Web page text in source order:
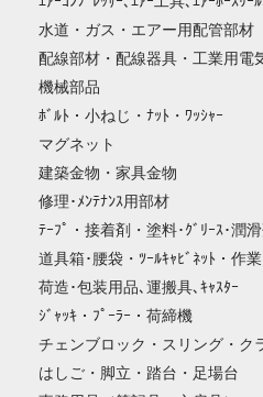
水道・ガス・エアー用配管部材
配線部材・配線器具・工業用電
機械部品
ﾎﾞﾙﾄ・小ねじ・ﾅｯﾄ・ﾜｯｼｬｰ
マグネット
建築金物・家具金物
修理･ﾒﾝﾃﾅﾝｽ用部材
ﾃｰﾌﾟ・接着剤・塗料･ｸﾞﾘｰｽ･潤滑
道具箱･腰袋・ﾂｰﾙｷｬﾋﾞﾈｯﾄ・作
荷造･包装用品､運搬具､ｷｬｽﾀｰ
ｼﾞｬｯｷ・ﾌﾟｰﾗｰ・荷締機
チェンブロック・スリング・ク
はしご・脚立・踏台・足場台